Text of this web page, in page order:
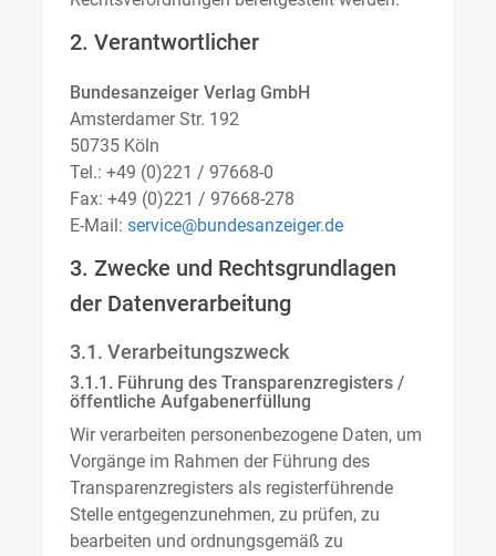
2. Verantwortlicher
Bundesanzeiger Verlag GmbH
Amsterdamer Str. 192
50735 Köln
Tel.: +49 (0)221 / 97668-0
Fax: +49 (0)221 / 97668-278
E-Mail: service@bundesanzeiger.de
3. Zwecke und Rechtsgrundlagen
der Datenverarbeitung
3.1. Verarbeitungszweck
3.1.1. Führung des Transparenzregisters /
öffentliche Aufgabenerfüllung
Wir verarbeiten personenbezogene Daten, um
Vorgänge im Rahmen der Führung des
Transparenzregisters als registerführende
Stelle entgegenzunehmen, zu prüfen, zu
bearbeiten und ordnungsgemäß zu